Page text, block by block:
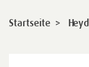
Startseite >